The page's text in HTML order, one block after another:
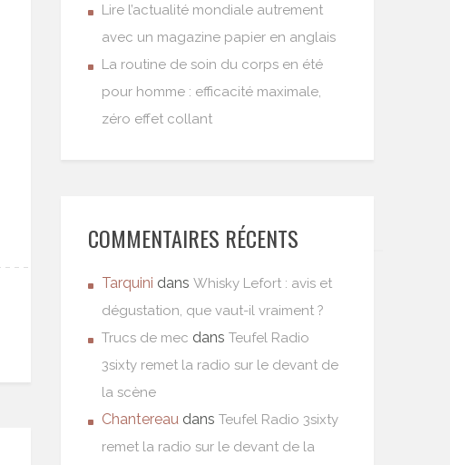
Lire l’actualité mondiale autrement
avec un magazine papier en anglais
La routine de soin du corps en été
pour homme : efficacité maximale,
zéro effet collant
COMMENTAIRES RÉCENTS
Tarquini dans Whisky Lefort : avis et
dégustation, que vaut-il vraiment ?
Trucs de mec dans Teufel Radio
3sixty remet la radio sur le devant de
la scène
Chantereau dans Teufel Radio 3sixty
remet la radio sur le devant de la